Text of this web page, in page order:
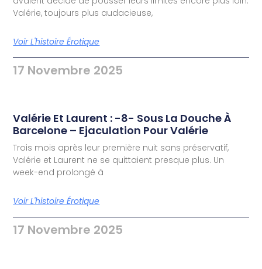
Valérie, toujours plus audacieuse,
Voir L'histoire Érotique
17 Novembre 2025
Valérie Et Laurent : -8- Sous La Douche À
Barcelone – Ejaculation Pour Valérie
Trois mois après leur première nuit sans préservatif,
Valérie et Laurent ne se quittaient presque plus. Un
week-end prolongé à
Voir L'histoire Érotique
17 Novembre 2025